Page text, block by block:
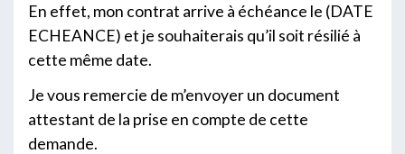
En effet, mon contrat arrive à échéance le (DATE
ECHEANCE) et je souhaiterais qu’il soit résilié à
cette même date.
Je vous remercie de m’envoyer un document
attestant de la prise en compte de cette
demande.